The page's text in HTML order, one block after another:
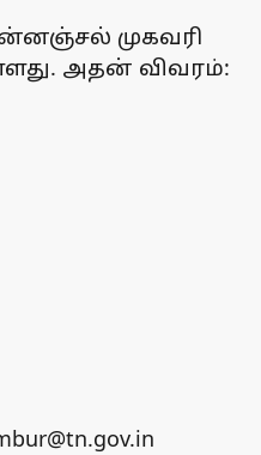
முகவரி
அதன் விவரம்: